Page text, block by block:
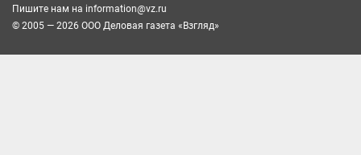
Пишите нам на information@vz.ru
© 2005 — 2026 ООО Деловая газета «Взгляд»